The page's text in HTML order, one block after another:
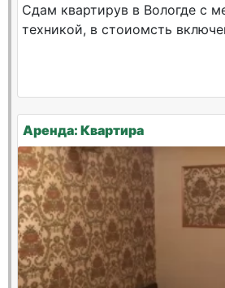
Сдам квартирув в Вологде с
техникой, в стоиомсть
Аренда: Квартира